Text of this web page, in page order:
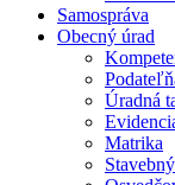
Samospráva
Obecný úrad
Úradná
Matrika